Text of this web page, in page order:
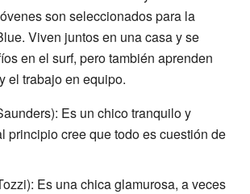
son seleccionados para la
Viven juntos en una casa y se
en el surf, pero también aprenden
el trabajo en equipo.
Es un chico tranquilo y
principio cree que todo es cuestión de
Es una chica glamurosa, a veces